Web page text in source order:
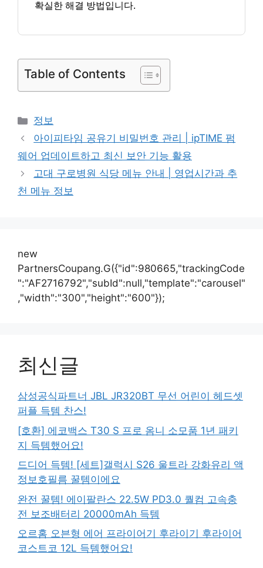
확실한 해결 방법입니다.
Table of Contents
카
테
리
정보
아이피타임 공유기 비밀번호 관리 | ipTIME 펌
웨어 업데이트하고 최신 보안 기능 활용
고대 구로병원 식당 메뉴 안내 | 영업시간과 추
천 메뉴 정보
new
PartnersCoupang.G({"id":980665,"trackingCode
":"AF2716792","subId":null,"template":"carousel"
,"width":"300","height":"600"});
최신글
삼성공식파트너 JBL JR320BT 무선 어린이 헤드셋
퍼플 득템 찬스!
[호환] 에코백스 T30 S 프로 옴니 소모품 1년 패키
지 득템했어요!
드디어 득템! [세트]갤럭시 S26 울트라 강화유리 액
정보호필름 꿀템이에요
완전 꿀템! 에이팔란스 22.5W PD3.0 퀄컴 고속충
전 보조배터리 20000mAh 득템
오르홈 오븐형 에어 프라이어기 후라이기 후라이어
코스트코 12L 득템했어요!